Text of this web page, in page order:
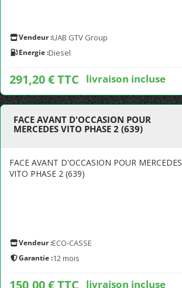
Vendeur :UAB GTV Group
Energie :Diesel
291,20 € TTC livraison incluse
FACE AVANT D'OCCASION POUR
MERCEDES VITO PHASE 2 (639)
FACE AVANT D'OCCASION POUR MERCEDES
VITO PHASE 2 (639)
Vendeur :ECO-CASSE
Garantie :12 mois
150,00 € TTC livraison incluse